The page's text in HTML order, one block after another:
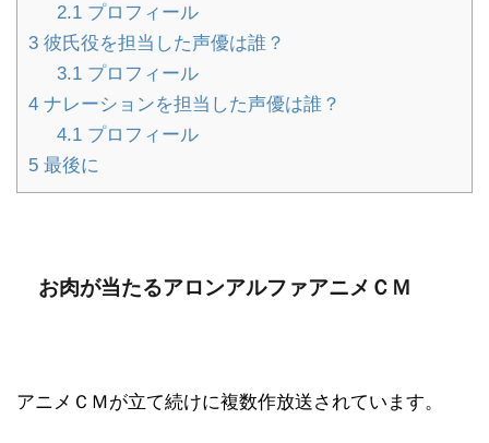
2.1プロフィール
3 彼氏役を担当した声優は誰？
3.1プロフィール
4 ナレーションを担当した声優は誰？
4.1プロフィール
5 最後に
お肉が当たるアロンアルファアニメＣＭ
アニメＣＭが立て続けに複数作放送されています。